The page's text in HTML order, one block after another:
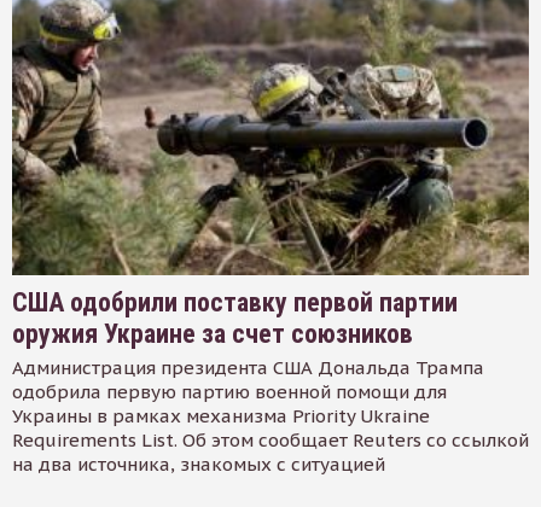
США одобрили поставку первой партии
оружия Украине за счет союзников
Администрация президента США Дональда Трампа
одобрила первую партию военной помощи для
Украины в рамках механизма Priority Ukraine
Requirements List. Об этом сообщает Reuters со ссылкой
на два источника, знакомых с ситуацией